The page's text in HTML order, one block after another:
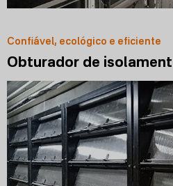
Confiável, ecológico e eficiente
Obturador de